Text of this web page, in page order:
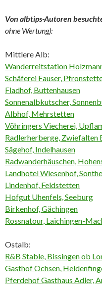
Von albtips-Autoren
ohne Wertung):
Mittlere Alb:
Wanderreitstation
Schäferei Fauser,
Fladhof, Buttenhausen
Sonnenalbkutscher,
Albhof, Mehrstetten
Vöhringers Viecherei,
Radlerherberge, Zwiefalten
Sägehof, Indelhausen
Radwanderhäuschen,
Landhotel Wiesenhof,
Lindenhof, Feldstetten
Hofgut Uhenfels, Seeburg
Birkenhof, Gächingen
Rossnatour, Laichingen-
Ostalb:
R&B Stable, Bissingen ob
Gasthof Ochsen,
Pferdehof Gasthaus Adler,